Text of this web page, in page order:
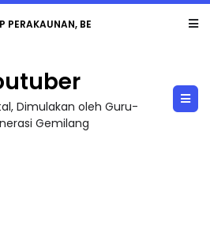
TUNTAS SOALAN 1 TRIAL OLEH CIKGU ...
Dimulakan oleh Guru-
Gemilang